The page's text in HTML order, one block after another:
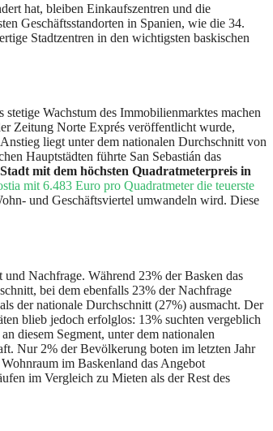
hat, bleiben Einkaufszentren und die
Geschäftsstandorten in Spanien, wie die 34.
Stadtzentren in den wichtigsten baskischen
Wachstum des Immobilienmarktes machen
Zeitung Norte Exprés veröffentlicht wurde,
liegt unter dem nationalen Durchschnitt von
Hauptstädten führte San Sebastián das
mit dem höchsten Quadratmeterpreis in
mit 6.483 Euro pro Quadratmeter die teuerste
und Geschäftsviertel umwandeln wird. Diese
Nachfrage. Während 23% der Basken das
bei dem ebenfalls 23% der Nachfrage
der nationale Durchschnitt (27%) ausmacht. Der
blieb jedoch erfolglos: 13% suchten vergeblich
diesem Segment, unter dem nationalen
Nur 2% der Bevölkerung boten im letzten Jahr
im Baskenland das Angebot
im Vergleich zu Mieten als der Rest des